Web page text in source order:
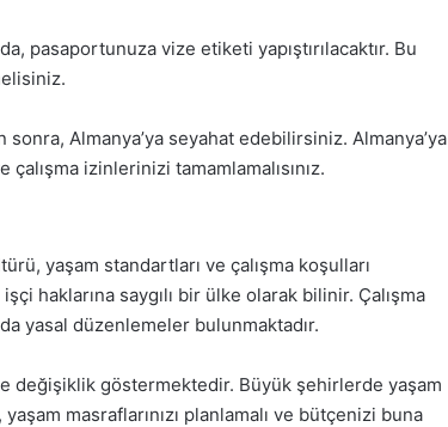
pasaportunuza vize etiketi yapıştırılacaktır. Bu
Almanya’ya seyahat edebilirsiniz. Almanya’ya
izinlerinizi tamamlamalısınız.
yaşam standartları ve çalışma koşulları
haklarına saygılı bir ülke olarak bilinir. Çalışma
yasal düzenlemeler bulunmaktadır.
değişiklik göstermektedir. Büyük şehirlerde yaşam
masraflarınızı planlamalı ve bütçenizi buna